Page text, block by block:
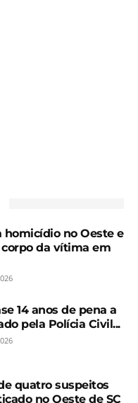
homicídio no Oeste e
da vítima em
14 anos de pena a
pela Polícia Civil...
quatro suspeitos
no Oeste de SC